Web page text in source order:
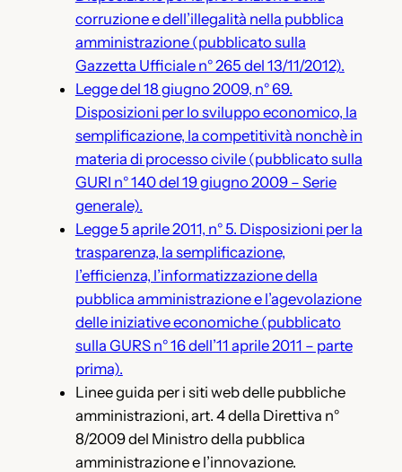
corruzione e dell’illegalità nella pubblica
amministrazione (pubblicato sulla
Gazzetta Ufficiale n° 265 del 13/11/2012).
Legge del 18 giugno 2009, n° 69.
Disposizioni per lo sviluppo economico, la
semplificazione, la competitività nonchè in
materia di processo civile (pubblicato sulla
GURI n° 140 del 19 giugno 2009 – Serie
generale).
Legge 5 aprile 2011, n° 5. Disposizioni per la
trasparenza, la semplificazione,
l’efficienza, l’informatizzazione della
pubblica amministrazione e l’agevolazione
delle iniziative economiche (pubblicato
sulla GURS n° 16 dell’11 aprile 2011 – parte
prima).
Linee guida per i siti web delle pubbliche
amministrazioni, art. 4 della Direttiva n°
8/2009 del Ministro della pubblica
amministrazione e l’innovazione.